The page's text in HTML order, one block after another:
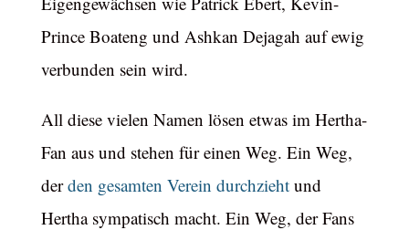
Prince Boateng und Ashkan Dejagah auf ewig
verbunden sein wird.
All diese vielen Namen lösen etwas im Hertha-
Fan aus und stehen für einen Weg. Ein Weg,
derden gesamten Verein durchziehtund
Hertha sympatisch macht. Ein Weg, der Fans